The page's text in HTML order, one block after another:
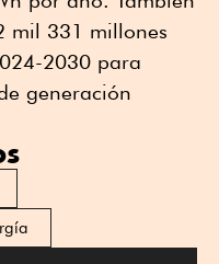
mil 331 millones
2030 para
generación